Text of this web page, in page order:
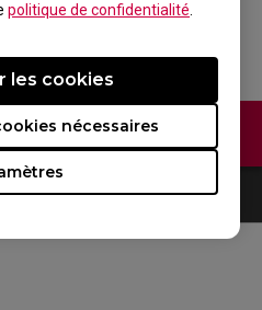
politique de confidentialité
nécessaires
les cookies
Contactez-nous